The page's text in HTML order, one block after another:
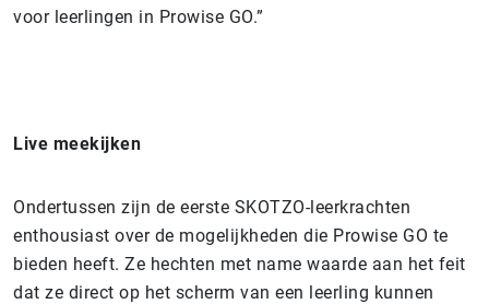
voor leerlingen in Prowise GO.”
Live meekijken
Ondertussen zijn de eerste SKOTZO-leerkrachten
enthousiast over de mogelijkheden die Prowise GO te
bieden heeft. Ze hechten met name waarde aan het feit
dat ze direct op het scherm van een leerling kunnen